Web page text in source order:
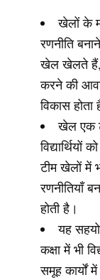
खेलों के
रणनीति
खेल खेलते हैं,
करने की
विकास होता
खेल एक
टीम खेलों में
रणनीतियाँ
होती है।
यह
कक्षा में भी
समूह कार्यों